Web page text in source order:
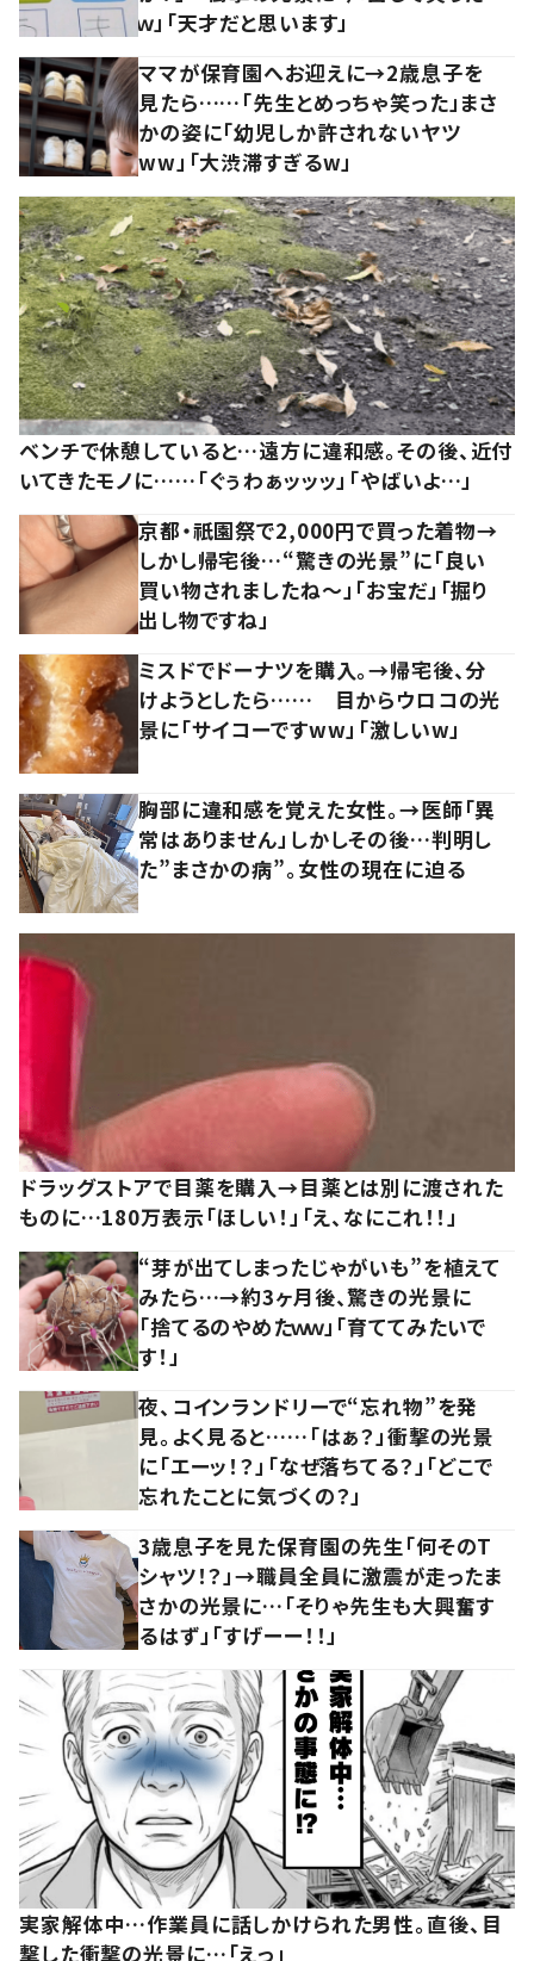
ｗ」「天才だと思います」
ママが保育園へお迎えに→2歳息子を
見たら……「先生とめっちゃ笑った」まさ
かの姿に「幼児しか許されないヤツ
ww」「大渋滞すぎるw」
ベンチで休憩していると…遠方に違和感。その後、近付
いてきたモノに……「ぐぅわぁッッッ」「やばいよ…」
京都・祇園祭で2,000円で買った着物→
しかし帰宅後…“驚きの光景”に「良い
買い物されましたね～」「お宝だ」「掘り
出し物ですね」
ミスドでドーナツを購入。→帰宅後、分
けようとしたら…… 目からウロコの光
景に「サイコーですww」「激しいw」
胸部に違和感を覚えた女性。→医師「異
常はありません」しかしその後…判明し
た”まさかの病”。女性の現在に迫る
ドラッグストアで目薬を購入→目薬とは別に渡された
ものに…180万表示「ほしい！」「え、なにこれ！！」
“芽が出てしまったじゃがいも”を植えて
みたら…→約3ヶ月後、驚きの光景に
「捨てるのやめたｗｗ」「育ててみたいで
す！」
夜、コインランドリーで“忘れ物”を発
見。よく見ると……「はぁ？」衝撃の光景
に「エーッ！？」「なぜ落ちてる？」「どこで
忘れたことに気づくの？」
3歳息子を見た保育園の先生「何そのT
シャツ！？」→職員全員に激震が走ったま
さかの光景に…「そりゃ先生も大興奮す
るはず」「すげーー！！」
実家解体中…作業員に話しかけられた男性。直後、目
撃した衝撃の光景に…「えっ」